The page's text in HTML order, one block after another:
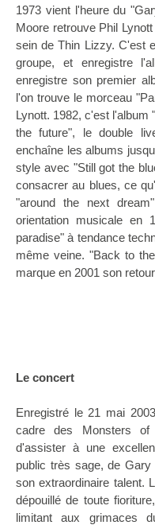
1973 vient l'heure du
Moore retrouve Phil
sein de Thin Lizzy. C'est
groupe, et enregistre
enregistre son premier
l'on trouve le morceau
Lynott. 1982, c'est
the future", le double
enchaîne les albums
style avec "Still got the
consacrer au blues, ce
"around the next
orientation musicale en
paradise" à tendance
même veine. "Back to
marque en 2001 son
Le concert
Enregistré le 21 mai
cadre des Monsters
d'assister à une
public très sage, de
son extraordinaire talent.
dépouillé de toute
limitant aux grimaces